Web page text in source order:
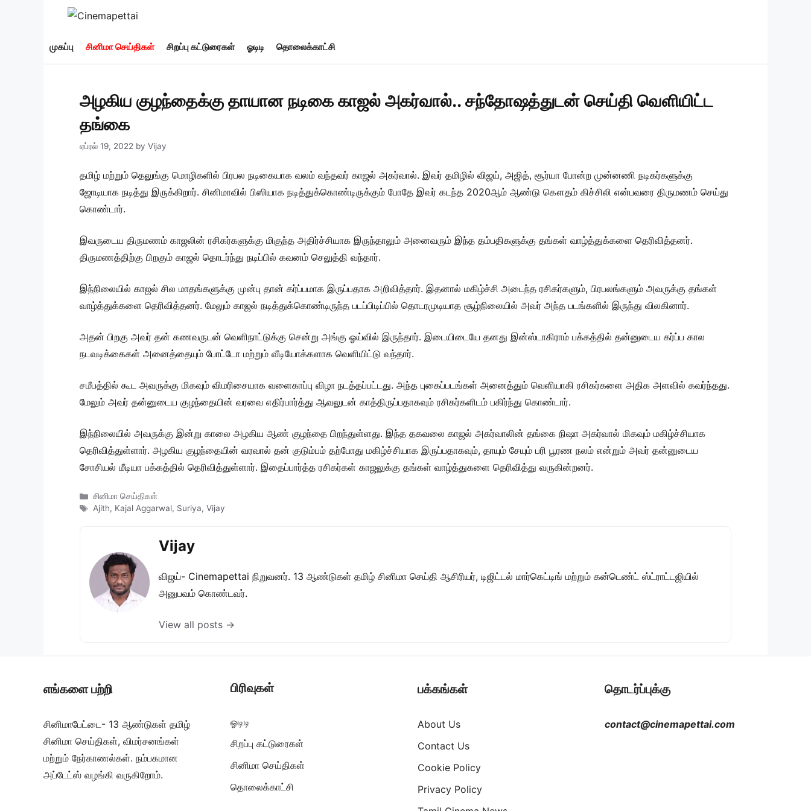
முகப்பு சினிமா செய்திகள் சிறப்பு கட்டுரைகள் ஓடிடி தொலைக்காட்சி
அழகிய குழந்தைக்கு தாயான நடிகை காஜல் அகர்வால்.. சந்தோஷத்துடன் செய்தி வெளியிட்ட
தங்கை
ஏப்ரல் 19, 2022 by Vijay
தமிழ் மற்றும் தெலுங்கு மொழிகளில் பிரபல நடிகையாக வலம் வந்தவர் காஜல் அகர்வால். இவர் தமிழில் விஜய், அஜித், சூர்யா போன்ற முன்னணி நடிகர்களுக்கு
ஜோடியாக நடித்து இருக்கிறார். சினிமாவில் பிஸியாக நடித்துக்கொண்டிருக்கும் போதே இவர் கடந்த 2020ஆம் ஆண்டு கௌதம் கிச்சிலி என்பவரை திருமணம் செய்து
கொண்டார்.
இவருடைய திருமணம் காஜலின் ரசிகர்களுக்கு மிகுந்த அதிர்ச்சியாக இருந்தாலும் அனைவரும் இந்த தம்பதிகளுக்கு தங்கள் வாழ்த்துக்களை தெரிவித்தனர்.
திருமணத்திற்கு பிறகும் காஜல் தொடர்ந்து நடிப்பில் கவனம் செலுத்தி வந்தார்.
இந்நிலையில் காஜல் சில மாதங்களுக்கு முன்பு தான் கர்ப்பமாக இருப்பதாக அறிவித்தார். இதனால் மகிழ்ச்சி அடைந்த ரசிகர்களும், பிரபலங்களும் அவருக்கு தங்கள்
வாழ்த்துக்களை தெரிவித்தனர். மேலும் காஜல் நடித்துக்கொண்டிருந்த படப்பிடிப்பில் தொடரமுடியாத சூழ்நிலையில் அவர் அந்த படங்களில் இருந்து விலகினார்.
அதன் பிறகு அவர் தன் கணவருடன் வெளிநாட்டுக்கு சென்று அங்கு ஓய்வில் இருந்தார். இடையிடையே தனது இன்ஸ்டாகிராம் பக்கத்தில் தன்னுடைய கர்ப்ப கால
நடவடிக்கைகள் அனைத்தையும் போட்டோ மற்றும் வீடியோக்களாக வெளியிட்டு வந்தார்.
சமீபத்தில் கூட அவருக்கு மிகவும் விமரிசையாக வளைகாப்பு விழா நடத்தப்பட்டது. அந்த புகைப்படங்கள் அனைத்தும் வெளியாகி ரசிகர்களை அதிக அளவில் கவர்ந்தது.
மேலும் அவர் தன்னுடைய குழந்தையின் வரவை எதிர்பார்த்து ஆவலுடன் காத்திருப்பதாகவும் ரசிகர்களிடம் பகிர்ந்து கொண்டார்.
இந்நிலையில் அவருக்கு இன்று காலை அழகிய ஆண் குழந்தை பிறந்துள்ளது. இந்த தகவலை காஜல் அகர்வாலின் தங்கை நிஷா அகர்வால் மிகவும் மகிழ்ச்சியாக
தெரிவித்துள்ளார். அழகிய குழந்தையின் வரவால் தன் குடும்பம் தற்போது மகிழ்ச்சியாக இருப்பதாகவும், தாயும் சேயும் பரி பூரண நலம் என்றும் அவர் தன்னுடைய
சோசியல் மீடியா பக்கத்தில் தெரிவித்துள்ளார். இதைப்பார்த்த ரசிகர்கள் காஜலுக்கு தங்கள் வாழ்த்துகளை தெரிவித்து வருகின்றனர்.
Categories
சினிமா செய்திகள்
Tags
Ajith, Kajal Aggarwal, Suriya, Vijay
Vijay
விஜய்- Cinemapettai நிறுவனர். 13 ஆண்டுகள் தமிழ் சினிமா செய்தி ஆசிரியர், டிஜிட்டல் மார்கெட்டிங் மற்றும் கன்டெண்ட் ஸ்ட்ராட்டஜியில்
அனுபவம் கொண்டவர்.
View all posts →
எங்களை பற்றி
சினிமாபேட்டை- 13 ஆண்டுகள் தமிழ்
சினிமா செய்திகள், விமர்சனங்கள்
மற்றும் நேர்காணல்கள். நம்பகமான
அப்டேட்ஸ் வழங்கி வருகிறோம்.
பிரிவுகள்
ஓடிடி
சிறப்பு கட்டுரைகள்
சினிமா செய்திகள்
தொலைக்காட்சி
பக்கங்கள்
About Us
Contact Us
Cookie Policy
Privacy Policy
தொடர்ப்புக்கு
contact@cinemapettai.com